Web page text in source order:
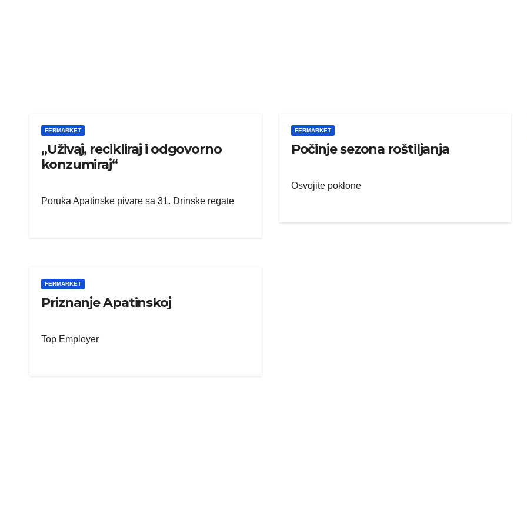
FERMARKET
„Uživaj, recikliraj i odgovorno
konzumiraj“
Poruka Apatinske pivare sa 31. Drinske regate
FERMARKET
Počinje sezona roštiljanja
Osvojite poklone
FERMARKET
Priznanje Apatinskoj
Top Employer